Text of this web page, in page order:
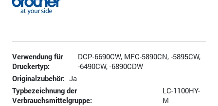
Verwendung für
Druckertyp:
DCP-6690CW, MFC-5890CN, -5895CW,
-6490CW, -6890CDW
Originalzubehör: Ja
Typbezeichnung der
Verbrauchsmittelgruppe:
LC-1100HY-
M